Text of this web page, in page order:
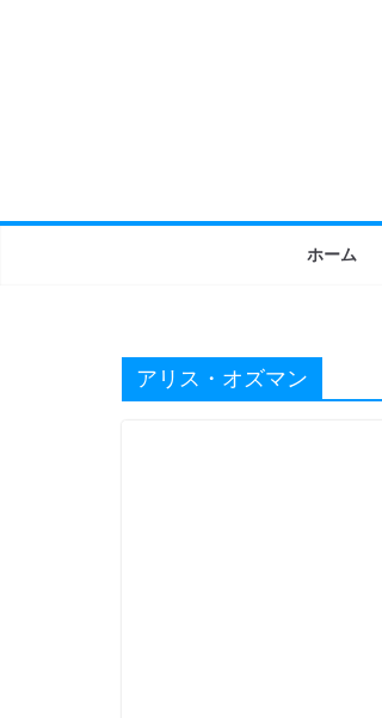
ホーム
アリス・オズマン